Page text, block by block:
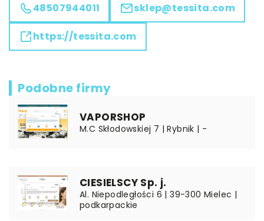
48507944011 sklep@tessita.com
https://tessita.com
Podobne firmy
VAPORSHOP
M.C Skłodowskiej 7 | Rybnik | -
CIESIELSCY Sp. j.
Al. Niepodległości 6 | 39-300 Mielec |
podkarpackie